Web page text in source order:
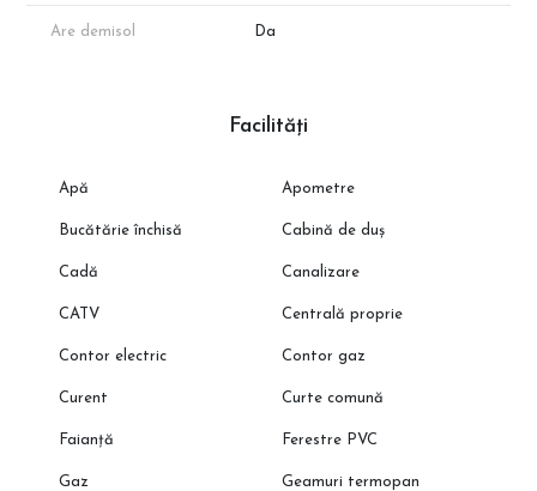
Are demisol Da
Facilități
Apă Apometre
Bucătărie închisă Cabină de duș
Cadă Canalizare
CATV Centrală proprie
Contor electric Contor gaz
Curent Curte comună
Faianță Ferestre PVC
Gaz Geamuri termopan